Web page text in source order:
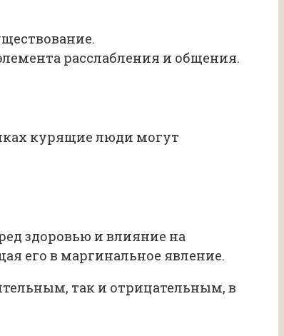
расслабления и общения.
курящие люди могут
здоровью и влияние на
его в маргинальное явление.
так и отрицательным, в